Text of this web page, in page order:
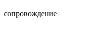
сопровождение